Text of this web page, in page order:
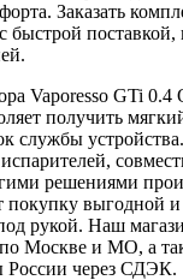
Заказать
быстрой
Vaporesso GTi
получить
службы
решениями
покупку выгодной
рукой. Наш
по Москве и МО, а
России через СДЭК.